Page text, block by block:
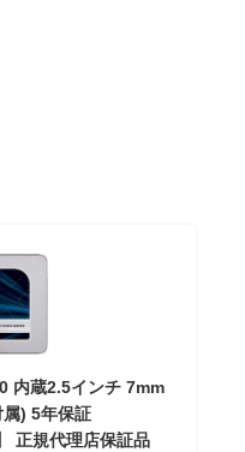
内蔵2.5インチ 7mm
) 5年保証
正規代理店保証品